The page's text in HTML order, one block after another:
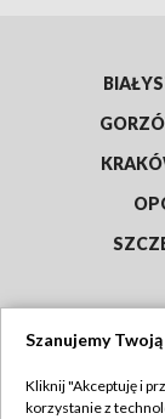
Szanujemy
Kliknij "Akceptuję i
korzystanie z